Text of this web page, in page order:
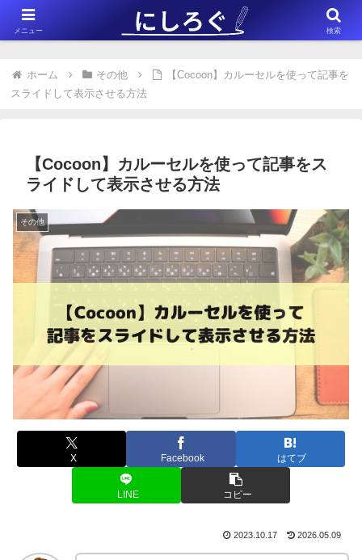
※このサイトはアフィリエイト広告（Amazonアソシエイト含む）を掲載
しています。
ホーム その他
【Cocoon】カルーセルを使って記事を
スライドして表示させる方法
【Cocoon】カルーセルを使って記事をス
ライドして表示させる方法
その他
X Facebook はてブ
LINE コピー
2023.10.17 2026.05.09
メニュー 検索